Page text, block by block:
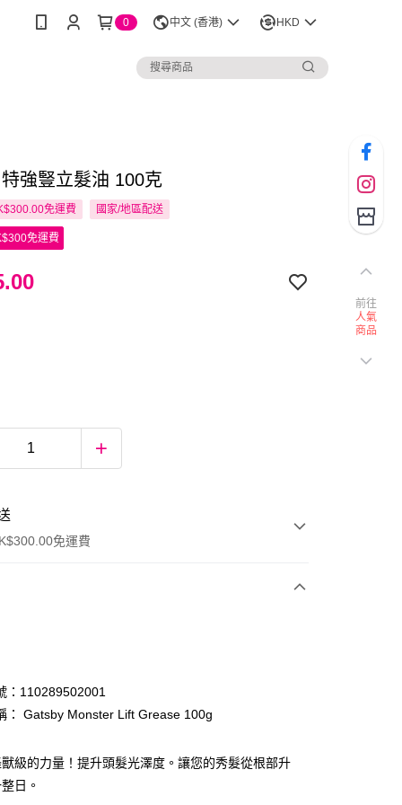
0 中文 (香港) HKD
強豎立髮油 100克
免運費 國家/地區配送
免運費
免運費
：110289502001
： Gatsby Monster Lift Grease 100g
級的力量！提升頭髮光澤度。讓您的秀髮從根部升
日。
前往
人氣
商品